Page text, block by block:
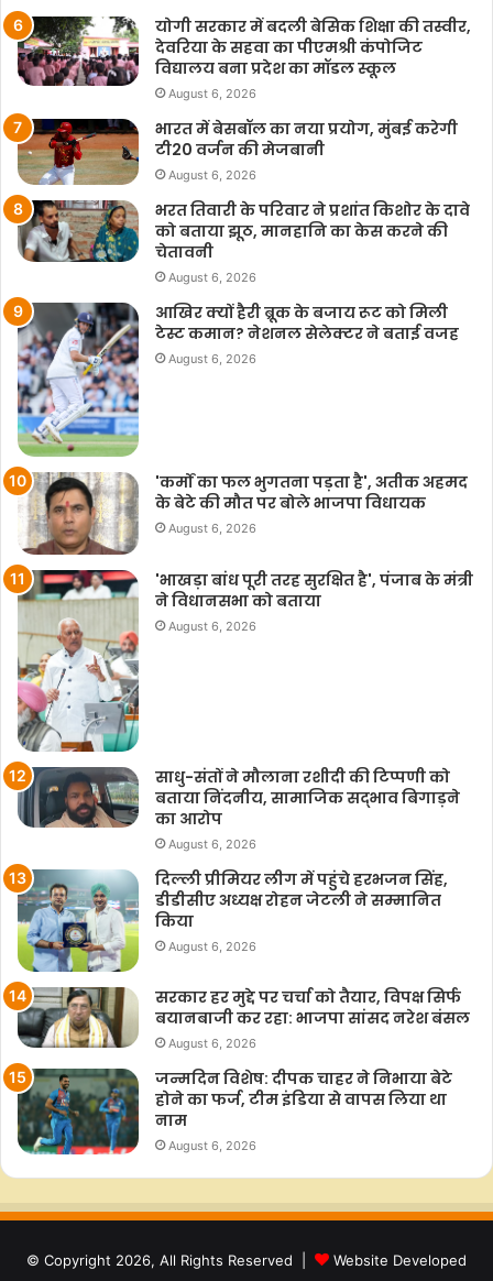
योगी सरकार में बदली बेसिक शिक्षा की तस्वीर,
देवरिया के सहवा का पीएमश्री कंपोजिट
विद्यालय बना प्रदेश का मॉडल स्कूल
August 6, 2026
भारत में बेसबॉल का नया प्रयोग, मुंबई करेगी
टी20 वर्जन की मेजबानी
August 6, 2026
भरत तिवारी के परिवार ने प्रशांत किशोर के दावे
को बताया झूठ, मानहानि का केस करने की
चेतावनी
August 6, 2026
आखिर क्यों हैरी ब्रूक के बजाय रूट को मिली
टेस्ट कमान? नेशनल सेलेक्टर ने बताई वजह
August 6, 2026
'कर्मों का फल भुगतना पड़ता है', अतीक अहमद
के बेटे की मौत पर बोले भाजपा विधायक
August 6, 2026
'भाखड़ा बांध पूरी तरह सुरक्षित है', पंजाब के मंत्री
ने विधानसभा को बताया
August 6, 2026
साधु-संतों ने मौलाना रशीदी की टिप्‍पणी को
बताया निंदनीय, सामाजिक सद्भाव बिगाड़ने
का आरोप
August 6, 2026
दिल्ली प्रीमियर लीग में पहुंचे हरभजन सिंह,
डीडीसीए अध्यक्ष रोहन जेटली ने सम्मानित
किया
August 6, 2026
सरकार हर मुद्दे पर चर्चा को तैयार, विपक्ष सिर्फ
बयानबाजी कर रहा: भाजपा सांसद नरेश बंसल
August 6, 2026
जन्मदिन विशेष: दीपक चाहर ने निभाया बेटे
होने का फर्ज, टीम इंडिया से वापस लिया था
नाम
August 6, 2026
© Copyright 2026, All Rights Reserved | Website Developed